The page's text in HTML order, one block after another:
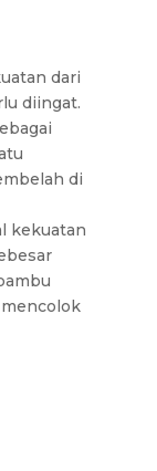
dari
diingat.
di
kekuatan